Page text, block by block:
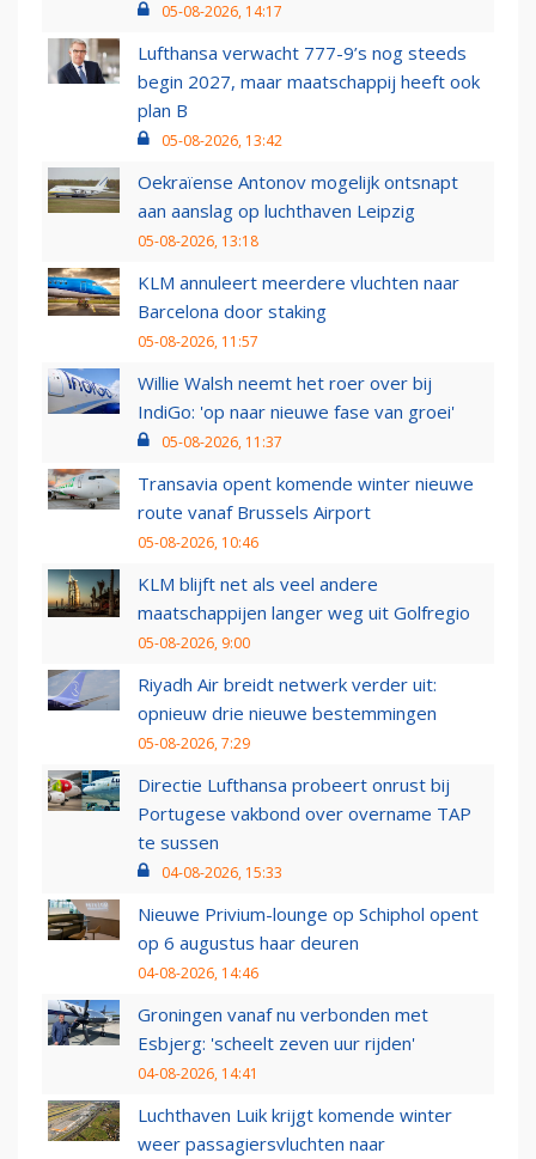
05-08-2026, 14:17
Lufthansa verwacht 777-9’s nog steeds
begin 2027, maar maatschappij heeft ook
plan B
05-08-2026, 13:42
Oekraïense Antonov mogelijk ontsnapt
aan aanslag op luchthaven Leipzig
05-08-2026, 13:18
KLM annuleert meerdere vluchten naar
Barcelona door staking
05-08-2026, 11:57
Willie Walsh neemt het roer over bij
IndiGo: 'op naar nieuwe fase van groei'
05-08-2026, 11:37
Transavia opent komende winter nieuwe
route vanaf Brussels Airport
05-08-2026, 10:46
KLM blijft net als veel andere
maatschappijen langer weg uit Golfregio
05-08-2026, 9:00
Riyadh Air breidt netwerk verder uit:
opnieuw drie nieuwe bestemmingen
05-08-2026, 7:29
Directie Lufthansa probeert onrust bij
Portugese vakbond over overname TAP
te sussen
04-08-2026, 15:33
Nieuwe Privium-lounge op Schiphol opent
op 6 augustus haar deuren
04-08-2026, 14:46
Groningen vanaf nu verbonden met
Esbjerg: 'scheelt zeven uur rijden'
04-08-2026, 14:41
Luchthaven Luik krijgt komende winter
weer passagiersvluchten naar